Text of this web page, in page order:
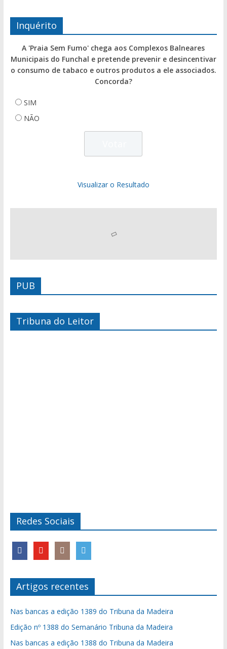
Inquérito
A 'Praia Sem Fumo' chega aos Complexos Balneares
Municipais do Funchal e pretende prevenir e desincentivar
o consumo de tabaco e outros produtos a ele associados.
Concorda?
SIM
NÃO
Visualizar o Resultado
PUB
Tribuna do Leitor
Redes Sociais
Artigos recentes
Nas bancas a edição 1389 do Tribuna da Madeira
Edição nº 1388 do Semanário Tribuna da Madeira
Nas bancas a edição 1388 do Tribuna da Madeira